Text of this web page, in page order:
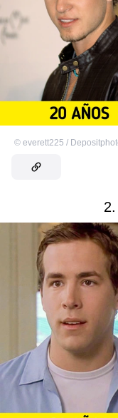
© everett225 /